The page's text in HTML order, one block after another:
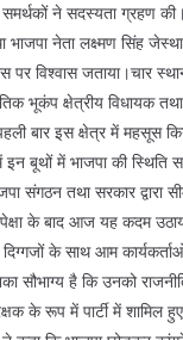
समर्थकों ने सदस्यता ग्रहण
भाजपा नेता लक्ष्मण सिंह
पर विश्वास जताया।चार
भूकंप क्षेत्रीय विधायक
बार इस क्षेत्र में महसूस
बूथों में भाजपा की स्थिति
संगठन तथा सरकार द्वारा
के बाद आज यह कदम
के साथ आम
सौभाग्य है कि उनको
के रूप में पार्टी में शामिल